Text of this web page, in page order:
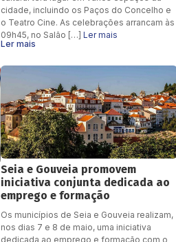
cidade, incluindo os Paços do Concelho e
o Teatro Cine. As celebrações arrancam às
09h45, no Salão […]Ler mais
Ler mais
Seia e Gouveia promovem
iniciativa conjunta dedicada ao
emprego e formação
Os municípios de Seia e Gouveia realizam,
nos dias 7 e 8 de maio, uma iniciativa
dedicada ao emprego e formação com o